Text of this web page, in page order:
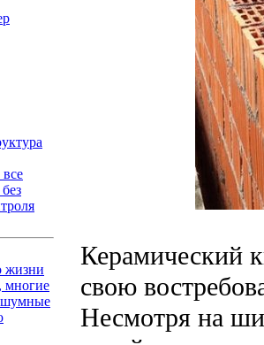
жизни
многие
шумные
Керамический
свою
Несмотря на